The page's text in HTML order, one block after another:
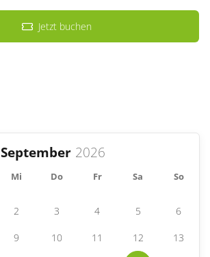
Jetzt buchen
September
Mi Do Fr Sa So
2 3 4 5 6
9 10 11 12 13